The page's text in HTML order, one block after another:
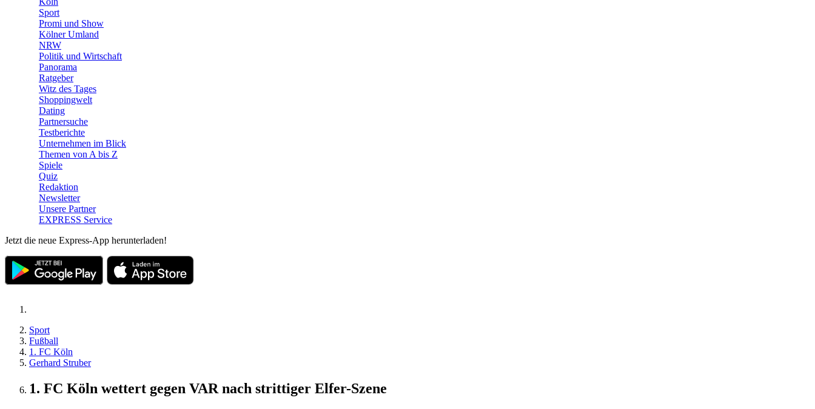
Sport
Promi und Show
Kölner Umland
NRW
Politik und Wirtschaft
Panorama
Ratgeber
Witz des Tages
Shoppingwelt
Dating
Partnersuche
Testberichte
Unternehmen im Blick
Themen von A bis Z
Spiele
Quiz
Redaktion
Newsletter
Unsere Partner
EXPRESS Service
Jetzt die neue Express-App herunterladen!
Sport
Fußball
1. FC Köln
Gerhard Struber
1. FC Köln wettert gegen VAR nach strittiger Elfer-Szene